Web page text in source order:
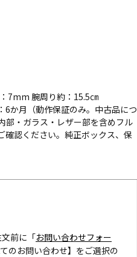
7mm 腕周り約：15.5㎝
6か月（動作保証のみ。中古品につ
部・ガラス・レザー部を含めフル
確認ください。純正ボックス、保
前に「お問い合わせフォー
のお問い合わせ】をご選択の